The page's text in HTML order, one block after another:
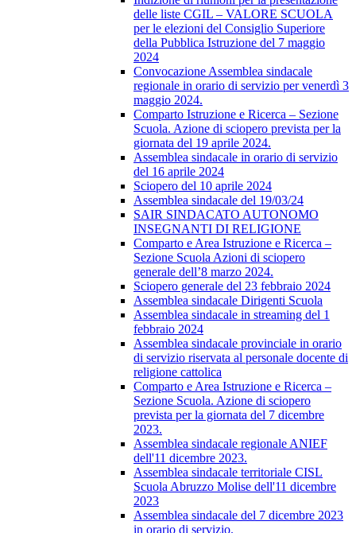
delle liste CGIL – VALORE SCUOLA
per le elezioni del Consiglio Superiore
della Pubblica Istruzione del 7 maggio
2024
Convocazione Assemblea sindacale
regionale in orario di servizio per venerdì 3
maggio 2024.
Comparto Istruzione e Ricerca – Sezione
Scuola. Azione di sciopero prevista per la
giornata del 19 aprile 2024.
Assemblea sindacale in orario di servizio
del 16 aprile 2024
Sciopero del 10 aprile 2024
Assemblea sindacale del 19/03/24
SAIR SINDACATO AUTONOMO
INSEGNANTI DI RELIGIONE
Comparto e Area Istruzione e Ricerca –
Sezione Scuola Azioni di sciopero
generale dell’8 marzo 2024.
Sciopero generale del 23 febbraio 2024
Assemblea sindacale Dirigenti Scuola
Assemblea sindacale in streaming del 1
febbraio 2024
Assemblea sindacale provinciale in orario
di servizio riservata al personale docente di
religione cattolica
Comparto e Area Istruzione e Ricerca –
Sezione Scuola. Azione di sciopero
prevista per la giornata del 7 dicembre
2023.
Assemblea sindacale regionale ANIEF
dell'11 dicembre 2023.
Assemblea sindacale territoriale CISL
Scuola Abruzzo Molise dell'11 dicembre
2023
Assemblea sindacale del 7 dicembre 2023
in orario di servizio.